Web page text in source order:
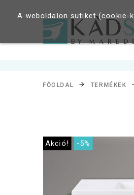
FŐOLDAL TERMÉKEK
Akció! -5%
A weboldalon sütiket (cookie-